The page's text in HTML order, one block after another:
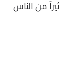
من الناس